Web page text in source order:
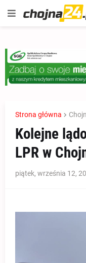
Strona główna
Kolejne
LPR w
piątek, września 12,